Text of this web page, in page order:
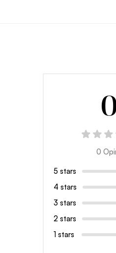
0
5 stars
4 stars
3 stars
2 stars
1 stars